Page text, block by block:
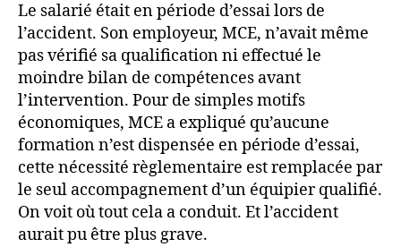
Le salarié était en période d’essai lors de
l’accident. Son employeur, MCE, n’avait même
pas vérifié sa qualification ni effectué le
moindre bilan de compétences avant
l’intervention. Pour de simples motifs
économiques, MCE a expliqué qu’aucune
formation n’est dispensée en période d’essai,
cette nécessité règlementaire est remplacée par
le seul accompagnement d’un équipier qualifié.
On voit où tout cela a conduit. Et l’accident
aurait pu être plus grave.